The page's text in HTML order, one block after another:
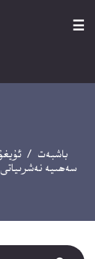
☰
باشبەت /
سەھىيە نەشرىياتى